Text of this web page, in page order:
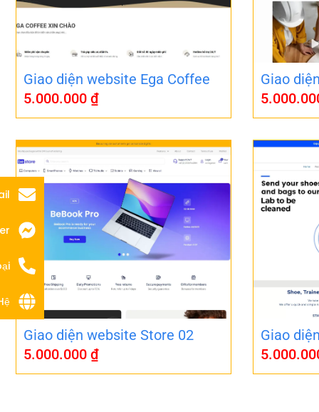
Giao diện website Ega Coffee
5.000.000 ₫
Giao
Giao diện website Store 02
5.000.000 ₫
Giao